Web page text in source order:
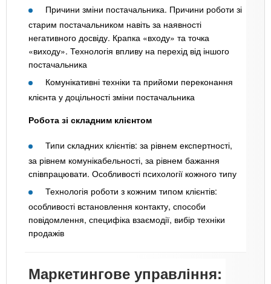
Причини зміни постачальника. Причини роботи зі
старим постачальником навіть за наявності
негативного досвіду. Крапка «входу» та точка
«виходу». Технологія впливу на перехід від іншого
постачальника
Комунікативні техніки та прийоми переконання
клієнта у доцільності зміни постачальника
Робота зі складним клієнтом
Типи складних клієнтів: за рівнем експертності,
за рівнем комунікабельності, за рівнем бажання
співпрацювати. Особливості психології кожного типу
Технологія роботи з кожним типом клієнтів:
особливості встановлення контакту, способи
повідомлення, специфіка взаємодії, вибір техніки
продажів
Маркетингове управління: